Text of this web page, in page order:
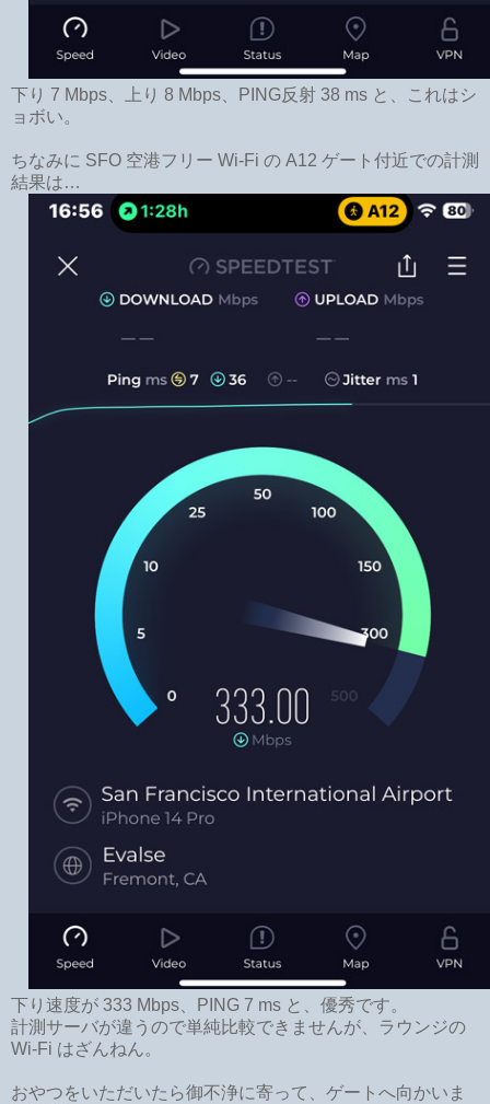
下り 7 Mbps、上り 8 Mbps、PING反射 38 ms と、これはシ
ョボい。
ちなみに SFO 空港フリー Wi-Fi の A12 ゲート付近での計測
結果は…
下り速度が 333 Mbps、PING 7 ms と、優秀です。
計測サーバが違うので単純比較できませんが、ラウンジの
Wi-Fi はざんねん。
おやつをいただいたら御不浄に寄って、ゲートへ向かいま